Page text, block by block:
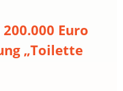
Euro
„Toilette